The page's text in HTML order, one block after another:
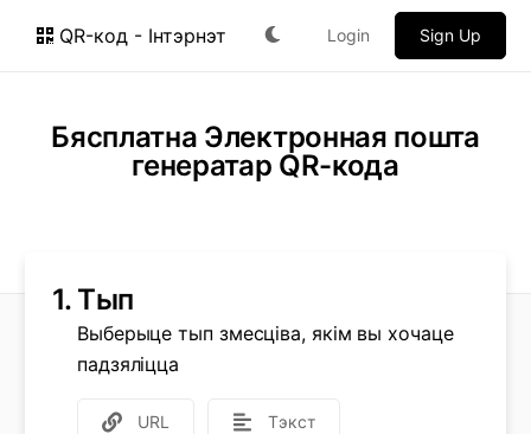
QR-код - Інтэрнэт Login Sign Up
Бясплатна Электронная пошта
генератар QR-кода
1. Тып
Выберыце тып змесціва, якім вы хочаце
падзяліцца
URL Тэкст